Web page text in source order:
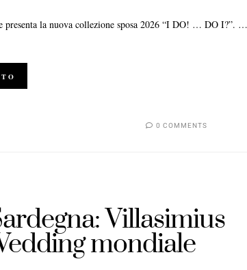
presenta la nuova collezione sposa 2026 “I DO! … DO I?”. …
0 COMMENTS
Villasimius
mondiale